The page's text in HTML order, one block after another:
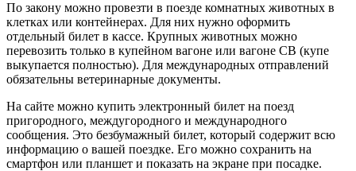
По закону можно провезти в поезде комнатных животных в
клетках или контейнерах. Для них нужно оформить
отдельный билет в кассе. Крупных животных можно
перевозить только в купейном вагоне или вагоне СВ (купе
выкупается полностью). Для международных отправлений
обязательны ветеринарные документы.
На сайте можно купить электронный билет на поезд
пригородного, междугородного и международного
сообщения. Это безбумажный билет, который содержит всю
информацию о вашей поездке. Его можно сохранить на
смартфон или планшет и показать на экране при посадке.